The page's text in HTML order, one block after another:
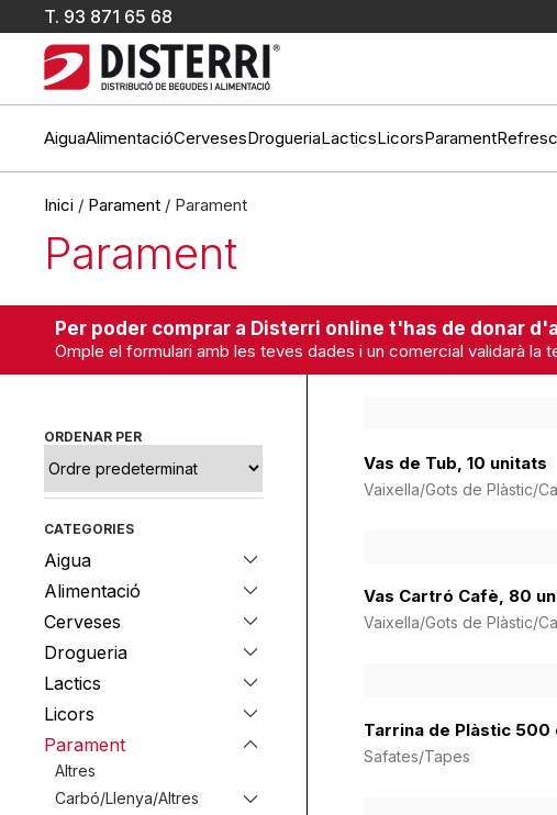
T. 93 871 65 68
AiguaAlimentacióCervesesDrogueriaLacticsLicorsParament
Inici / Parament / Parament
Parament
Per poder comprar a Disterri online t'has de donar
Omple el formulari amb les teves dades i un comercial validarà la
ORDENAR PER
CATEGORIES
Aigua
Alimentació
Cerveses
Drogueria
Lactics
Licors
Parament
Altres
Carbó/Llenya/Altres
Vas de Tub, 10 unitats
Vaixella/Gots de Plàstic/
Vas Cartró Cafè, 80
Vaixella/Gots de Plàstic/
Tarrina de Plàstic 500
Safates/Tapes